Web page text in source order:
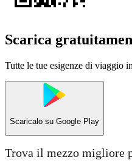
Scarica
Tutte le tue esigenze di viaggio
Scaricalo su Google Play
Trova il mezzo migliore